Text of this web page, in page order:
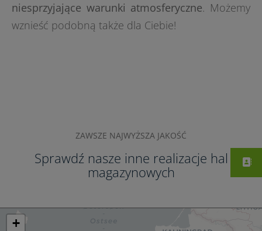
niesprzyjające warunki atmosferyczne. Możemy
wznieść podobną także dla Ciebie!
ZAWSZE NAJWYŻSZA JAKOŚĆ
Sprawdź nasze inne realizacje hal
magazynowych
+